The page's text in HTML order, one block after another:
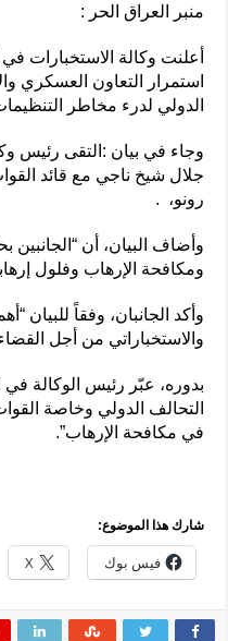
منبر العراق الحر :
أعلنت وكالة الاستخبارات
استمرار التعاون العسكري
الدولي لدرء مخاطر
وجاء في بيان :التقى رئيس
جلال شيخ ناجي مع قائد
رونو، .
وأضاف البيان، أن “الجانبين
ومكافحة الإرهاب وفلول
وأكد الجانبان، وفقاً للبيان
والاستخباراتي من أجل
بدوره، عبّر رئيس الوكالة في
التحالف الدولي وخاصة
في مكافحة الإرهاب”.
شارك هذا الموضوع:
فيس بوك X